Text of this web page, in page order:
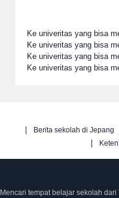
Ke univeritas yang bisa
Ke univeritas yang bisa
Ke univeritas yang bisa
Ke univeritas yang bisa
Berita sekolah di Jepang
Mencari tempat belajar sekolah dari